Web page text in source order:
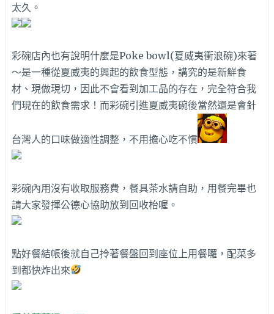
太久。
彩碗店內也有說明什麼是Poke bowl(夏威夷衝浪碗)來著
～是一種從夏威夷的興起的飲食型態，講究的是新鮮食
材、現做現切，因此不會看到加工品的存在，完全符合我
們現在的飲食需求！而彩碗引進夏威夷碗後當然還是會針
台灣人的口味做適性調整，不用擔心吃不慣
彩碗內用沒有收取服務費，餐具茶水請自助，用餐完畢也
請大家發揮公德心協助放到回收枱喔。
點好餐結帳後就自己拎著餐盤回到座位上用餐囉，配菜多
到都快炸出來